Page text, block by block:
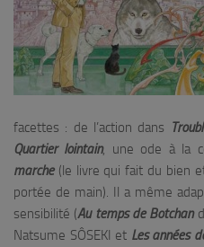
facettes : de l’action dans
Quartier lointain, une ode à la
marche(le livre qui fait du bien
portée de main). Il a même
sensibilité (Au temps de Botchan
Natsume SÔSEKI et Les années